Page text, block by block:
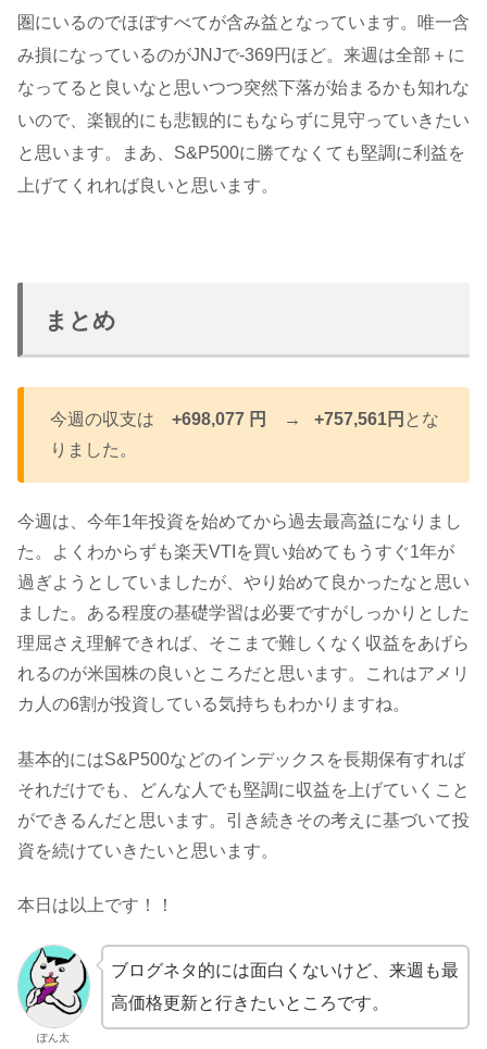
圏にいるのでほぼすべてが含み益となっています。唯一含
み損になっているのがJNJで-369円ほど。来週は全部＋に
なってると良いなと思いつつ突然下落が始まるかも知れな
いので、楽観的にも悲観的にもならずに見守っていきたい
と思います。まあ、S&P500に勝てなくても堅調に利益を
上げてくれれば良いと思います。
まとめ
今週の収支は +698,077 円 → +757,561円 とな
りました。
今週は、今年1年投資を始めてから過去最高益になりまし
た。よくわからずも楽天VTIを買い始めてもうすぐ1年が
過ぎようとしていましたが、やり始めて良かったなと思い
ました。ある程度の基礎学習は必要ですがしっかりとした
理屈さえ理解できれば、そこまで難しくなく収益をあげら
れるのが米国株の良いところだと思います。これはアメリ
カ人の6割が投資している気持ちもわかりますね。
基本的にはS&P500などのインデックスを長期保有すれば
それだけでも、どんな人でも堅調に収益を上げていくこと
ができるんだと思います。引き続きその考えに基づいて投
資を続けていきたいと思います。
本日は以上です！！
ぽん太
ブログネタ的には面白くないけど、来週も最
高価格更新と行きたいところです。